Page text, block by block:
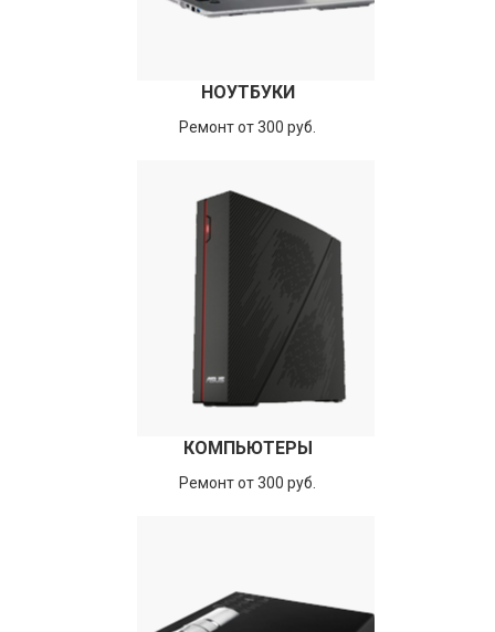
НОУТБУКИ
Ремонт от 300 руб.
КОМПЬЮТЕРЫ
Ремонт от 300 руб.